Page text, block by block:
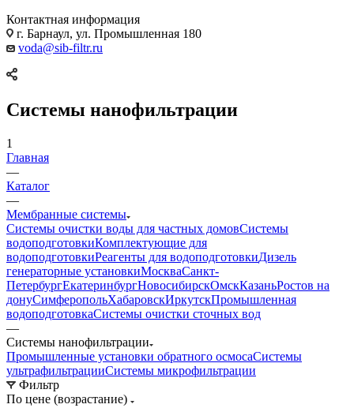
Контактная информация
г. Барнаул, ул. Промышленная 180
voda@sib-filtr.ru
Системы нанофильтрации
1
Главная
—
Каталог
—
Мембранные системы
Системы очистки воды для частных домовСистемы
водоподготовкиКомплектующие для
водоподготовкиРеагенты для водоподготовкиДизель
генераторные установкиМоскваСанкт-
ПетербургЕкатеринбургНовосибирскОмскКазаньРостов на
донуСимферопольХабаровскИркутскПромышленная
водоподготовкаСистемы очистки сточных вод
—
Системы нанофильтрации
Промышленные установки обратного осмосаСистемы
ультрафильтрацииСистемы микрофильтрации
Фильтр
По цене (возрастание)